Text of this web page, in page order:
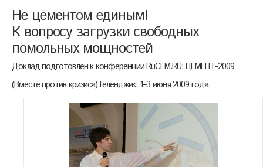
Не цементом единым!
К вопросу загрузки свободных
помольных мощностей
Доклад подготовлен к конференции RuCEM.RU: ЦЕМЕНТ-2009
(Вместе против кризиса) Геленджик, 1–3 июня 2009 года.